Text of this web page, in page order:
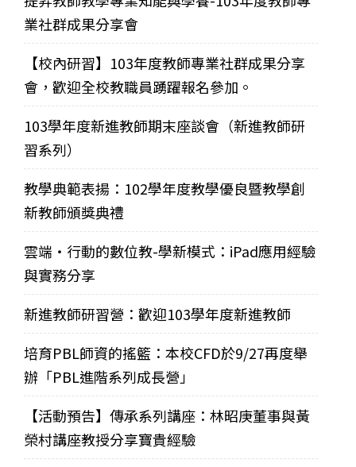
業社群成果分享會
【校內研習】103年度教師專業社群成果分享
會，歡迎全校教職員踴躍報名參加。
103學年度新進教師期末座談會（新進教師研
習系列）
教學典範表揚：102學年度教學優良暨教學創
新教師頒獎典禮
雲端‧行動的數位教-學新模式：iPad應用經驗
與實務分享
新進教師研習營：歡迎103學年度新進教師
培育PBL師資的搖籃：本校CFD於9/27再度舉
辦「PBL進階系列成長營」
【活動預告】傳承系列講座：林昭庚董事與黃
榮村講座教授分享寶貴經驗